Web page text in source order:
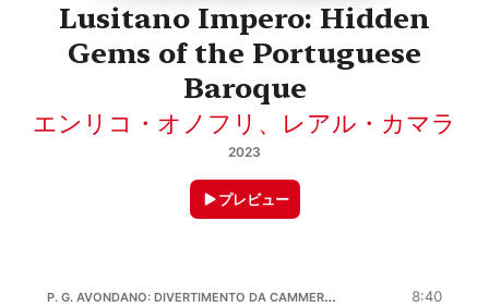
Lusitano Impero: Hidden
Gems of the Portuguese
Baroque
エンリコ・オノフリ 、 レアル・カマラ
2023
プレビュー
P. G. AVONDANO: DIVERTIMENTO DA CAMMERA NO. 1 IN C MINOR (VERSION FOR ORCHESTRA BY FERNANDO MIGUEL JALÔTO) 8:40